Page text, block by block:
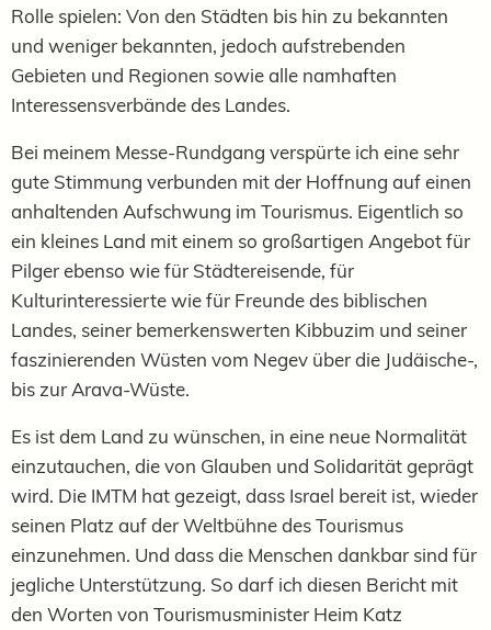
Rolle spielen: Von den Städten bis hin zu bekannten
und weniger bekannten, jedoch aufstrebenden
Gebieten und Regionen sowie alle namhaften
Interessensverbände des Landes.
Bei meinem Messe-Rundgang verspürte ich eine sehr
gute Stimmung verbunden mit der Hoffnung auf einen
anhaltenden Aufschwung im Tourismus. Eigentlich so
ein kleines Land mit einem so großartigen Angebot für
Pilger ebenso wie für Städtereisende, für
Kulturinteressierte wie für Freunde des biblischen
Landes, seiner bemerkenswerten Kibbuzim und seiner
faszinierenden Wüsten vom Negev über die Judäische-,
bis zur Arava-Wüste.
Es ist dem Land zu wünschen, in eine neue Normalität
einzutauchen, die von Glauben und Solidarität geprägt
wird. Die IMTM hat gezeigt, dass Israel bereit ist, wieder
seinen Platz auf der Weltbühne des Tourismus
einzunehmen. Und dass die Menschen dankbar sind für
jegliche Unterstützung. So darf ich diesen Bericht mit
den Worten von Tourismusminister Heim Katz